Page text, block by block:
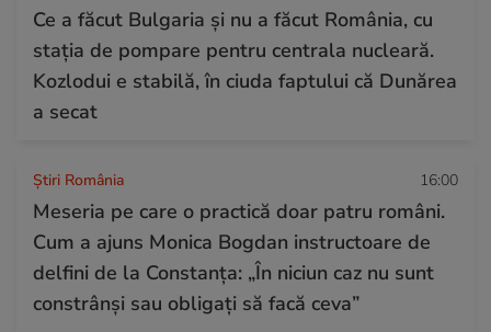
Ce a făcut Bulgaria și nu a făcut România, cu
stația de pompare pentru centrala nucleară.
Kozlodui e stabilă, în ciuda faptului că Dunărea
a secat
Știri România 16:00
Meseria pe care o practică doar patru români.
Cum a ajuns Monica Bogdan instructoare de
delfini de la Constanța: „În niciun caz nu sunt
constrânși sau obligați să facă ceva”